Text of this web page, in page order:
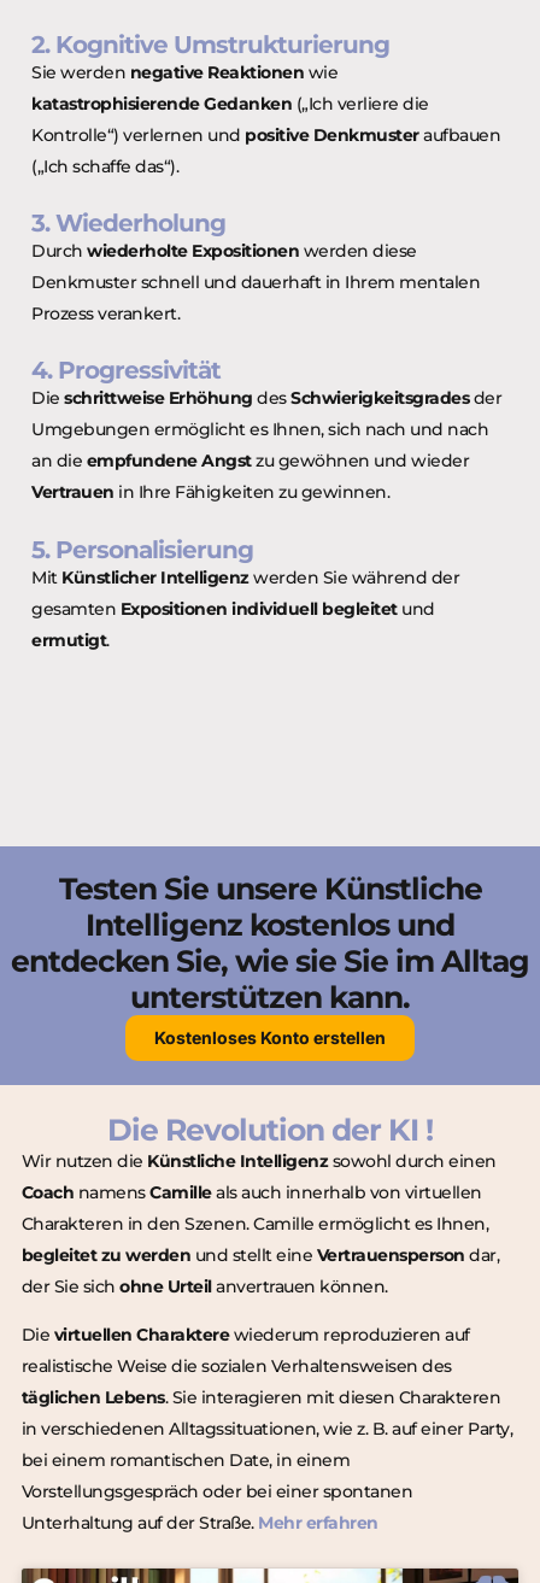
2. Kognitive Umstrukturierung
Sie werden negative Reaktionen wie
katastrophisierende Gedanken („Ich verliere die
Kontrolle“) verlernen und positive Denkmusteraufbauen
(„Ich schaffe das“).
3. Wiederholung
Durchwiederholte Expositionen werden diese
Denkmuster schnell und dauerhaft in Ihrem mentalen
Prozess verankert.
4. Progressivität
Dieschrittweise Erhöhung desSchwierigkeitsgradesder
Umgebungen ermöglicht es Ihnen, sich nach und nach
an die empfundene Angstzu gewöhnen und wieder
Vertrauen in Ihre Fähigkeiten zu gewinnen.
5. Personalisierung
Mit Künstlicher Intelligenzwerden Sie während der
gesamten Expositionen individuell begleitetund
ermutigt.
Testen Sie unsere Künstliche
Intelligenz kostenlos und
entdecken Sie, wie sie Sie im Alltag
unterstützen kann.
Kostenloses Konto erstellen
Die Revolution der KI !
Wir nutzen die Künstliche Intelligenzsowohl durch einen
Coach namensCamilleals auch innerhalb von virtuellen
Charakteren in den Szenen. Camille ermöglicht es Ihnen,
begleitet zu werden und stellt eine Vertrauensperson dar,
der Sie sichohne Urteilanvertrauen können.
Die virtuellen Charakterewiederum reproduzieren auf
realistische Weise die sozialen Verhaltensweisen des
täglichen Lebens. Sie interagieren mit diesen Charakteren
in verschiedenen Alltagssituationen, wie z. B. auf einer Party,
bei einem romantischen Date, in einem
Vorstellungsgespräch oder bei einer spontanen
Unterhaltung auf der Straße. Mehr erfahren